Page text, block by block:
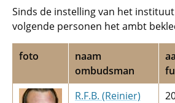
Sinds de instelling van het
volgende personen het ambt
foto
naam
ombudsman
R.F.B. (Reinier)